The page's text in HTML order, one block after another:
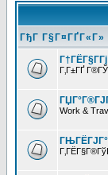
ГђГ Г§Г¤ГҐГ«Г»
Г†ГЁГ§Г­Гј
Г‚Г±ГҐ
Work &